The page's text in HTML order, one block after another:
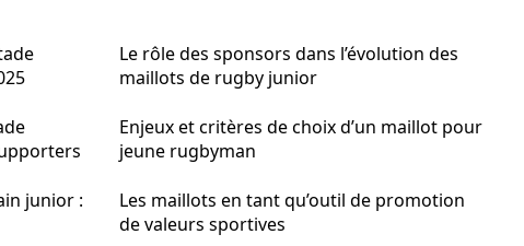
junior :
Le rôle des sponsors dans l’évolution des
maillots de rugby junior
Enjeux et critères de choix d’un maillot pour
jeune rugbyman
Les maillots en tant qu’outil de promotion
de valeurs sportives